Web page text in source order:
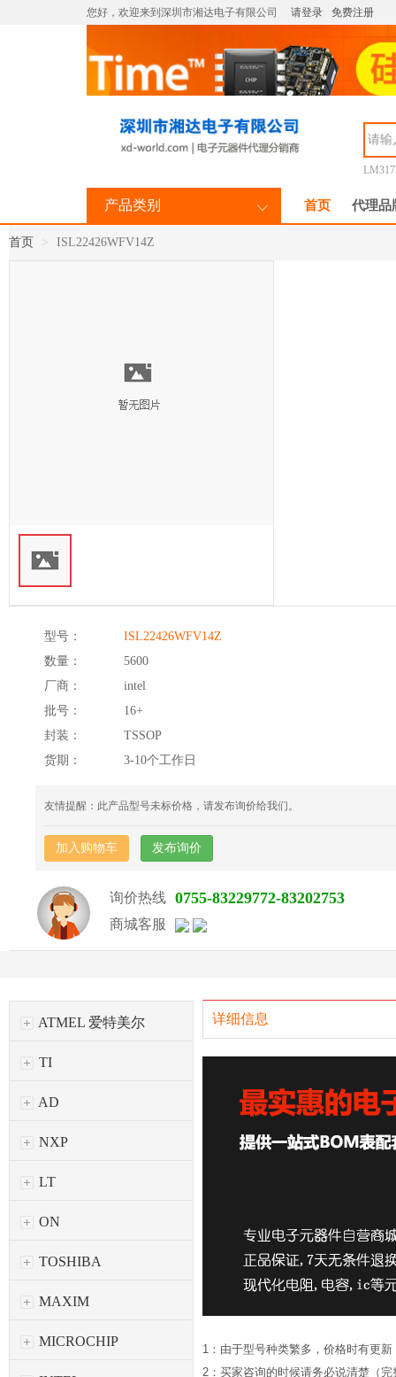
您好，欢迎来到深圳市湘达电子有限公司 请登录 免费注册
产品类别 首页 代理品
首页 ISL22426WFV14Z
型号：
ISL22426WFV14Z
数量：
5600
厂商：
intel
批号：
16+
封装：
TSSOP
货期：
3-10个工作日
友情提醒：此产品型号未标价格，请发布询价给我们。
加入购物车 发布询价
询价热线 0755-83229772-83202753
商城客服
ATMEL 爱特美尔
TI
AD
NXP
LT
ON
TOSHIBA
MAXIM
MICROCHIP
详细信息
1：由于型号种类繁多，价格时有更
2：买家咨询的时候请务必说清楚（